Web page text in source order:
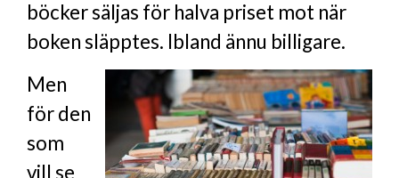
böcker säljas för halva priset mot när
boken släpptes. Ibland ännu billigare.
Men
för den
som
vill se